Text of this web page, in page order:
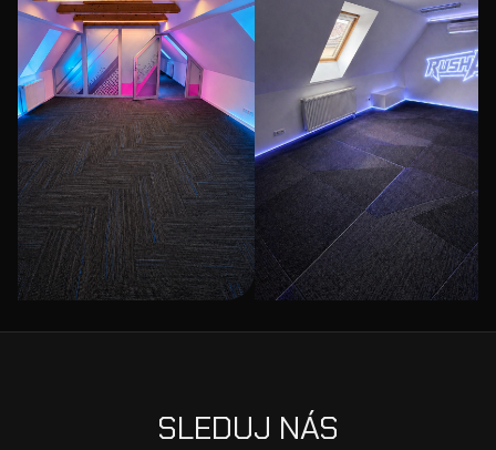
SLEDUJ NÁS